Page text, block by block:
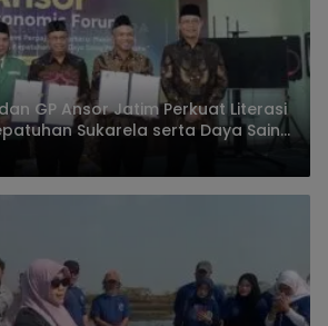
GP Ansor Jatim Perkuat Literasi
Sukarela serta Daya Saing